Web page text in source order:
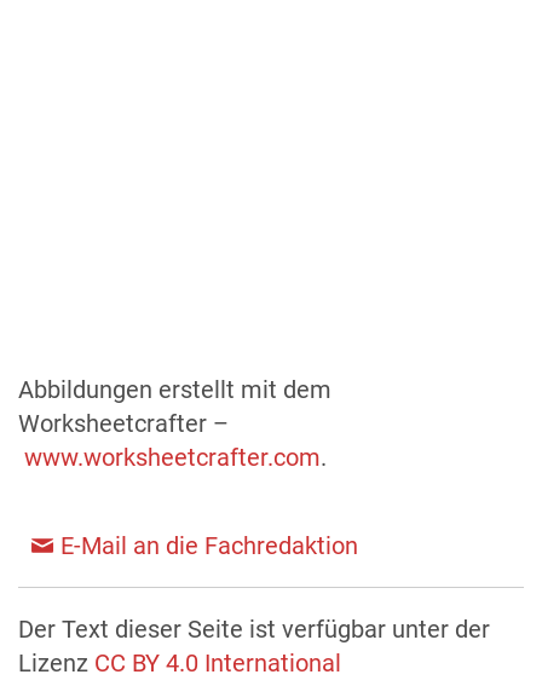
Abbildungen erstellt mit dem
Worksheetcrafter –
www.worksheetcrafter.com.
E-Mail an die Fachredaktion
Der Text dieser Seite ist verfügbar unter der
Lizenz CC BY 4.0 International